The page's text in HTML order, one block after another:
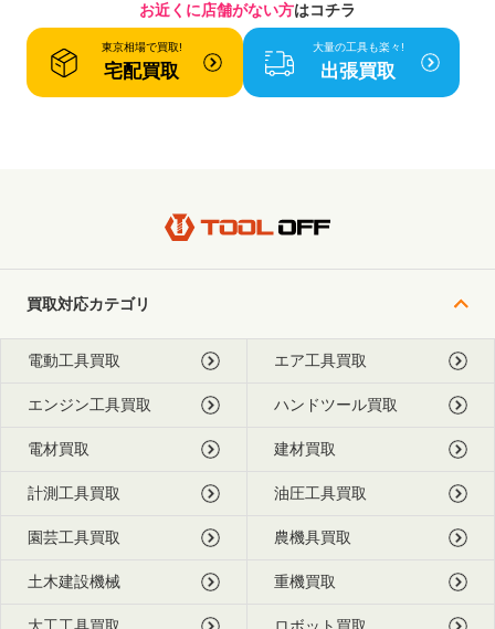
お近くに店舗がない方はコチラ
東京相場で買取!
宅配買取
大量の工具も楽々!
出張買取
買取対応カテゴリ
電動工具買取 エア工具買取
エンジン工具買取 ハンドツール買取
電材買取 建材買取
計測工具買取 油圧工具買取
園芸工具買取 農機具買取
土木建設機械 重機買取